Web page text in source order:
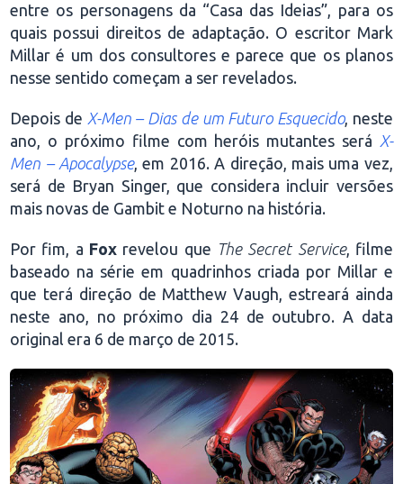
entre os personagens da “Casa das Ideias”, para os
quais possui direitos de adaptação. O escritor Mark
Millar é um dos consultores e parece que os planos
nesse sentido começam a ser revelados.
Depois de X-Men – Dias de um Futuro Esquecido, neste
ano, o próximo filme com heróis mutantes será X-
Men – Apocalypse, em 2016. A direção, mais uma vez,
será de Bryan Singer, que considera incluir versões
mais novas de Gambit e Noturno na história.
Por fim, a Fox revelou que The Secret Service, filme
baseado na série em quadrinhos criada por Millar e
que terá direção de Matthew Vaugh, estreará ainda
neste ano, no próximo dia 24 de outubro. A data
original era 6 de março de 2015.